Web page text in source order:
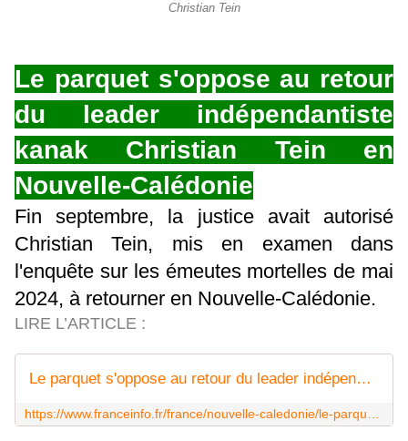
Christian Tein
Le parquet s'oppose au retour
du leader indépendantiste
kanak Christian Tein en
Nouvelle-Calédonie
Fin septembre, la justice avait autorisé
Christian Tein, mis en examen dans
l'enquête sur les émeutes mortelles de mai
2024, à retourner en Nouvelle-Calédonie.
LIRE L’ARTICLE :
Le parquet s'oppose au retour du leader indépendantiste kanak Christian Tein en Nouvelle-Calédonie